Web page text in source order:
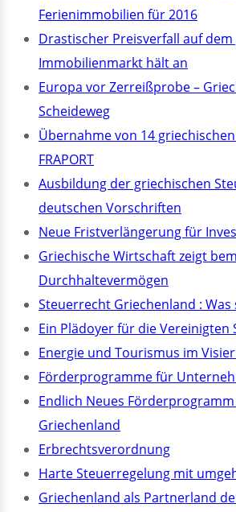
Ferienimmobilien für 2016
Drastischer Preisverfall auf
Immobilienmarkt hält an
Europa vor Zerreißprobe –
Scheideweg
Übernahme von 14
FRAPORT
Ausbildung der griechischen
deutschen Vorschriften
Neue Fristverlängerung für
Griechische Wirtschaft zeigt
Durchhaltevermögen
Steuerrecht Griechenland :
Ein Plädoyer für die Vereinigten
Energie und Tourismus im
Förderprogramme für
Endlich Neues Förderprogramm
Griechenland
Erbrechtsverordnung
Harte Steuerregelung mit
Griechenland als Partnerland